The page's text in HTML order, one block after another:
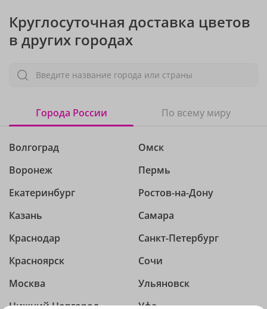
Круглосуточная доставка цветов
в других городах
Введите название города или страны
Города России По всему миру
Волгоград
Воронеж
Екатеринбург
Казань
Краснодар
Красноярск
Москва
Нижний Новгород
Омск
Пермь
Ростов-на-Дону
Самара
Санкт-Петербург
Сочи
Ульяновск
Уфа